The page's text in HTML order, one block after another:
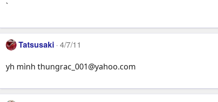
`
Tatsusaki 4/7/11
yh mình thungrac_001@yahoo.com